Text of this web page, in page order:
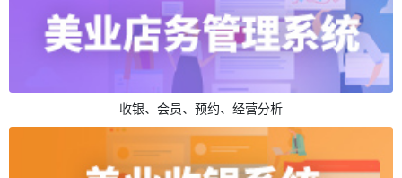
收银、会员、预约、经营分析